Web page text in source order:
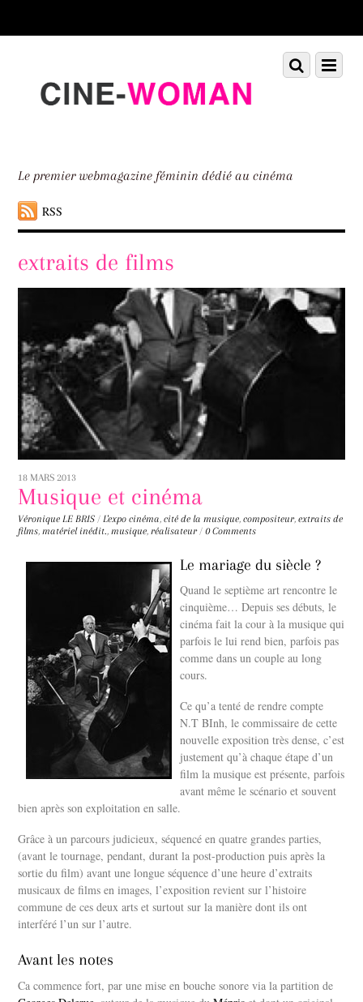
down
Le premier webmagazine féminin dédié au cinéma
RSS
Menu
Scroll
down
extraits de films
18 MARS 2013
Musique et cinéma
Véronique LE BRIS / L'expo cinéma,cité de la musique,compositeur,extraits de
films, matériel inédit., musique, réalisateur / 0 Comments
Le mariage du siècle ?
Quand le septième art rencontre le
cinquième… Depuis ses débuts, le
cinéma fait la cour à la musique qui
parfois le lui rend bien, parfois pas
comme dans un couple au long
cours.
Ce qu’a tenté de rendre compte
N.T BInh, le commissaire de cette
nouvelle exposition très dense, c’est
justement qu’à chaque étape d’un
film la musique est présente, parfois
avant même le scénario et souvent
bien après son exploitation en salle.
Grâce à un parcours judicieux, séquencé en quatre grandes parties,
(avant le tournage, pendant, durant la post-production puis après la
sortie du film) avant une longue séquence d’une heure d’extraits
musicaux de films en images, l’exposition revient sur l’histoire
commune de ces deux arts et surtout sur la manière dont ils ont
interféré l’un sur l’autre.
Avant les notes
Ca commence fort, par une mise en bouche sonore via la partition de